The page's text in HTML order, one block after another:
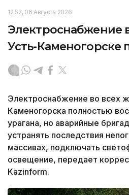
12:52, 06 Августа 2026
Электроснабжение
Усть-Каменогорске
Электроснабжение во всех
Каменогорска полностью
урагана, но аварийные
устранять последствия
массивах, подключать
освещение, передает
Kazinform.